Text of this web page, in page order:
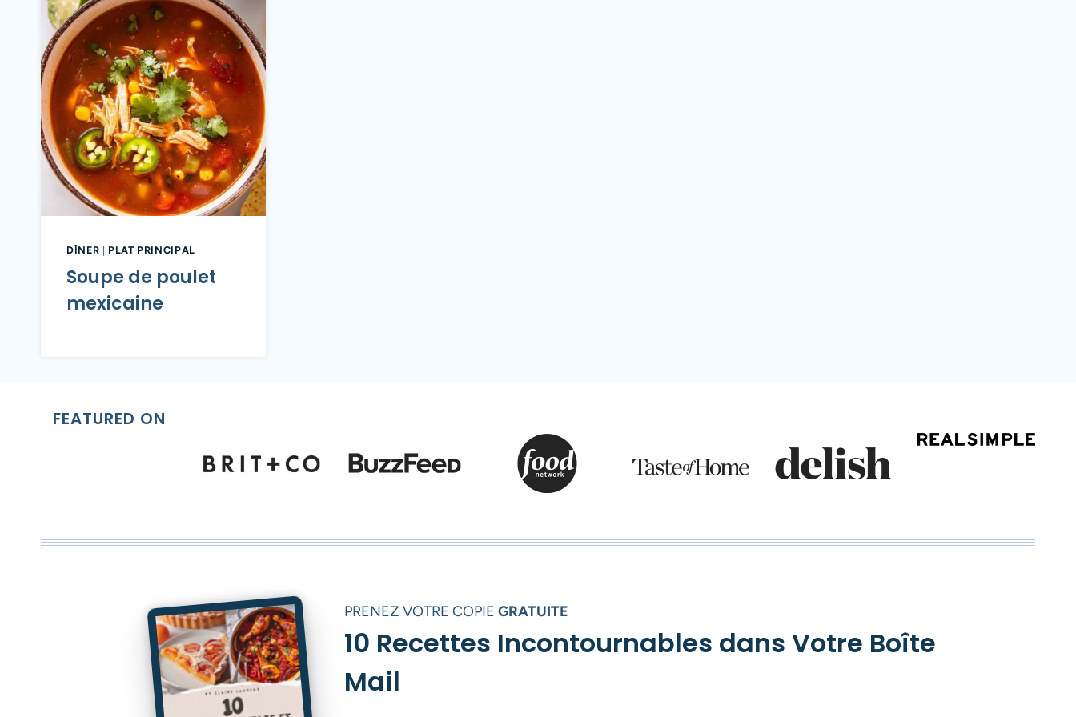
DÎNER | PLAT PRINCIPAL
Soupe de poulet
mexicaine
FEATURED ON
PRENEZ VOTRE COPIE GRATUITE
10 Recettes Incontournables dans Votre Boîte
Mail